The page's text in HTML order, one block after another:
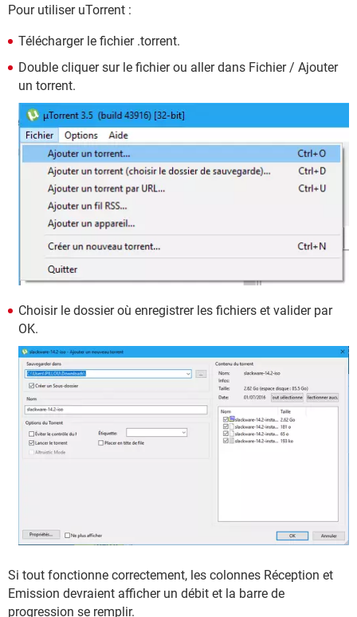
Pour utiliser uTorrent :
Télécharger le fichier .torrent.
Double cliquer sur le fichier ou aller dans Fichier / Ajouter
un torrent.
Choisir le dossier où enregistrer les fichiers et valider par
OK.
Si tout fonctionne correctement, les colonnes Réception et
Emission devraient afficher un débit et la barre de
progression se remplir.